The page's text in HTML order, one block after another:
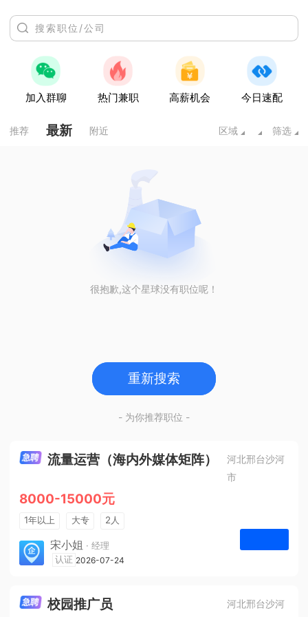
加入群聊 热门兼职 高薪机会 今日速配
推荐 最新 附近 区域 筛选
很抱歉,这个星球没有职位呢！
重新搜索
- 为你推荐职位 -
流量运营（海内外媒体矩阵）
河北邢台沙河
市
8000-15000元
1年以上 大专
2人
法定节假日
宋小姐 · 经理
河北众杰网络科技有限公司
认证 2026-07-24
校园推广员
河北邢台沙河